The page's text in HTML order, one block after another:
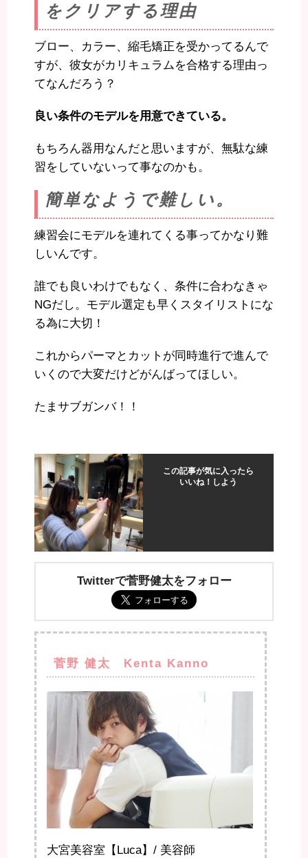
をクリアする理由
ブロー、カラー、縮毛矯正を受かってるんで
すが、彼女がカリキュラムを合格する理由っ
てなんだろう？
良い条件のモデルを用意できている。
もちろん器用なんだと思いますが、無駄な練
習をしていないって事なのかも。
簡単なようで難しい。
練習会にモデルを連れてくる事ってかなり難
しいんです。
誰でも良いわけでもなく、条件に合わなきゃ
NGだし。モデル選定も早くスタイリストにな
る為に大切！
これからパーマとカットが同時進行で進んで
いくので大変だけどがんばってほしい。
たまサブガンバ！！
この記事が気に入ったら
いいね！しよう
Twitterで菅野健太をフォロー
菅野 健太 Kenta Kanno
大宮美容室【Luca】/ 美容師